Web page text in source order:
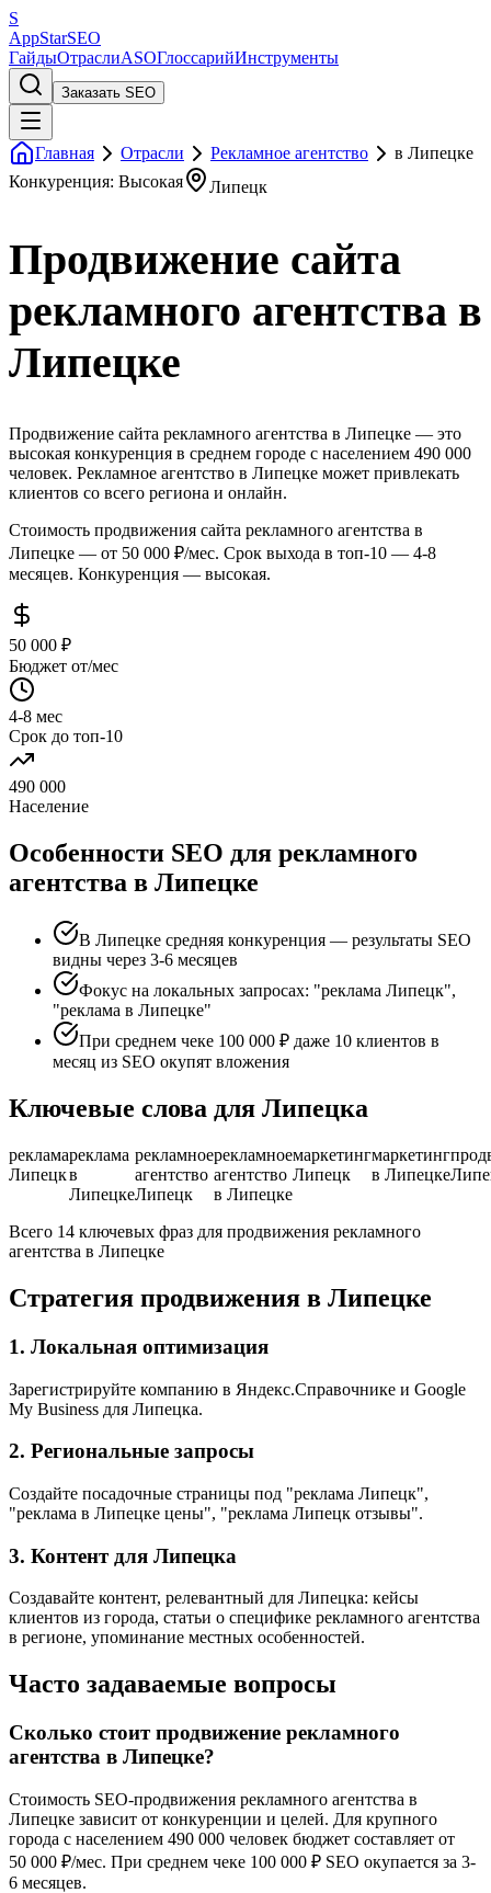
S
AppStarSEO
ГайдыОтраслиASOГлоссарийИнструменты
Заказать SEO
Главная Отрасли Рекламное агентство
в Липецке
Конкуренция: Высокая
Липецк
Продвижение сайта
рекламного агентства в
Липецке
Продвижение сайта рекламного агентства в Липецке — это
высокая конкуренция в среднем городе с населением 490 000
человек. Рекламное агентство в Липецке может привлекать
клиентов со всего региона и онлайн.
Стоимость продвижения сайта рекламного агентства в
Липецке — от 50 000 ₽/мес. Срок выхода в топ-10 — 4-8
месяцев. Конкуренция — высокая.
50 000 ₽
Бюджет от/мес
4-8 мес
Срок до топ-10
490 000
Население
Особенности SEO для рекламного
агентства в Липецке
В Липецке средняя конкуренция — результаты SEO
видны через 3-6 месяцев
Фокус на локальных запросах: "реклама Липецк",
"реклама в Липецке"
При среднем чеке 100 000 ₽ даже 10 клиентов в
месяц из SEO окупят вложения
Ключевые слова для Липецка
реклама
Липецк
реклама
в
Липецке
рекламное
агентство
Липецк
рекламное
агентство
в Липецке
маркетинг
Липецк
маркетинг
в Липецке
Всего 14 ключевых фраз для продвижения рекламного
агентства в Липецке
Стратегия продвижения в Липецке
1. Локальная оптимизация
Зарегистрируйте компанию в Яндекс.Справочнике и Google
My Business для Липецка.
2. Региональные запросы
Создайте посадочные страницы под "реклама Липецк",
"реклама в Липецке цены", "реклама Липецк отзывы".
3. Контент для Липецка
Создавайте контент, релевантный для Липецка: кейсы
клиентов из города, статьи о специфике рекламного агентства
в регионе, упоминание местных особенностей.
Часто задаваемые вопросы
Сколько стоит продвижение рекламного
агентства в Липецке?
Стоимость SEO-продвижения рекламного агентства в
Липецке зависит от конкуренции и целей. Для крупного
города с населением 490 000 человек бюджет составляет от
50 000 ₽/мес. При среднем чеке 100 000 ₽ SEO окупается за 3-
6 месяцев.